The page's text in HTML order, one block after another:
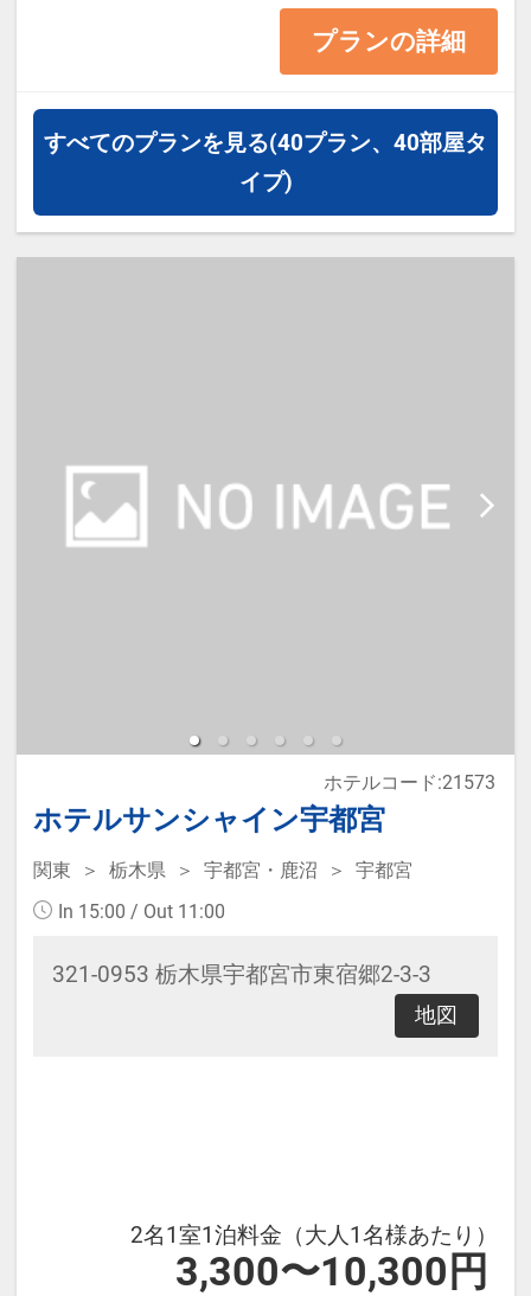
＜お部屋タイプ＞セミダブル 14平
正ベッド幅122cm×1台
※1ベッドです。おふたりでベッド1
台をご利用いただきます。
本プランは価格変動制です。
プランの詳細
すべてのプランを見る(40プラン、40部屋タ
イプ)
ホテルサンシャイン宇都宮
ホテルコード:21573
関東 栃木県 宇都宮・鹿沼
宇都宮
In 15:00 / Out 11:00
321-0953 栃木県宇都宮市東宿郷2-3-3
地図
2名1室1泊料金（大人1名様あたり）
3,300〜10,300円